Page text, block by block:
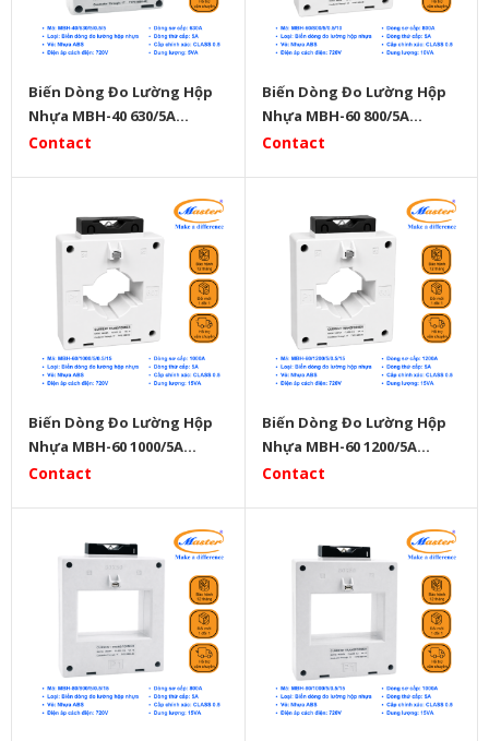
Biến Dòng Đo Lường Hộp
Nhựa MBH-40 630/5A
Master
Contact
Biến Dòng Đo Lường Hộp
Nhựa MBH-60 800/5A
Master
Contact
Biến Dòng Đo Lường Hộp
Nhựa MBH-60 1000/5A
Master
Contact
Biến Dòng Đo Lường Hộp
Nhựa MBH-60 1200/5A
Master
Contact